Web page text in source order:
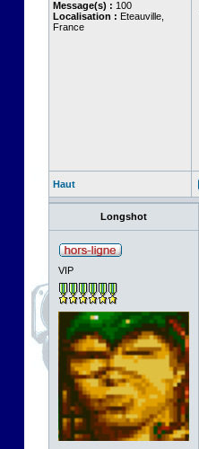
Message(s) : 100
Localisation : Eteauville,
France
Haut
Longshot
VIP